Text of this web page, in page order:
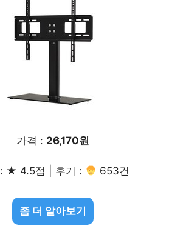
가격 : 26,170원
★ 4.5점 | 후기 : 653건
좀 더 알아보기